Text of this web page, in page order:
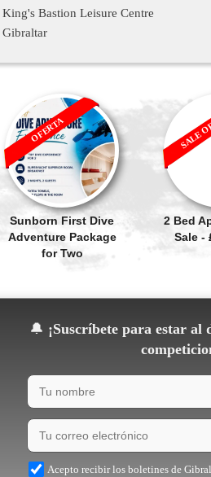
King's Bastion Leisure Centre
Gibraltar
Sunborn First Dive
Adventure Package
for Two
OFERTA
2 Bed
Sale -
SALE
🔔 ¡Suscríbete para estar al
Acepto recibir los boletines de